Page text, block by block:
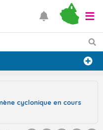
cyclonique en cours